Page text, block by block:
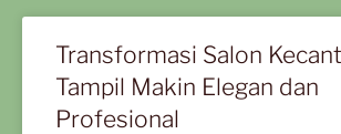
Transformasi Salon
Tampil Makin Elegan dan
Profesional